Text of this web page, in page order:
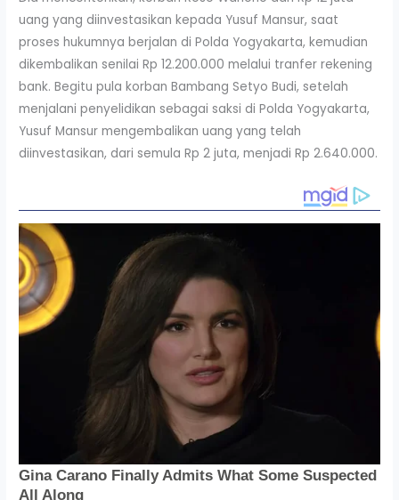
uang yang diinvestasikan kepada Yusuf Mansur, saat
proses hukumnya berjalan di Polda Yogyakarta, kemudian
dikembalikan senilai Rp 12.200.000 melalui tranfer rekening
bank. Begitu pula korban Bambang Setyo Budi, setelah
menjalani penyelidikan sebagai saksi di Polda Yogyakarta,
Yusuf Mansur mengembalikan uang yang telah
diinvestasikan, dari semula Rp 2 juta, menjadi Rp 2.640.000.